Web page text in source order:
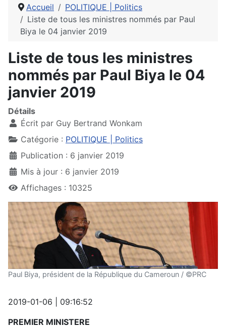
Accueil
POLITIQUE | Politics
Liste de tous les ministres nommés par Paul
Biya le 04 janvier 2019
Liste de tous les ministres
nommés par Paul Biya le 04
janvier 2019
Détails
Écrit par Guy Bertrand Wonkam
Catégorie : POLITIQUE | Politics
Publication : 6 janvier 2019
Mis à jour : 6 janvier 2019
Affichages : 10325
Paul Biya, président de la République du Cameroun / ©PRC
2019-01-06 | 09:16:52
PREMIER MINISTERE